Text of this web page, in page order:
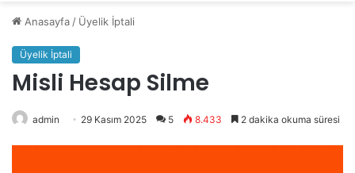
Anasayfa / Üyelik İptali
Üyelik İptali
Misli Hesap Silme
admin 29 Kasım 2025 5 8.433 2 dakika okuma süresi